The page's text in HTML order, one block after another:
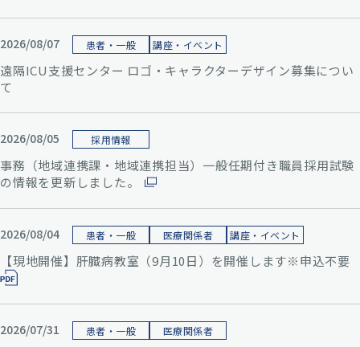
2026/08/07 患者・一般 講座・イベント
遠隔ICU支援センター ロゴ・キャラクターデザイン募集につい
て
2026/08/05 採用情報
事務（地域連携課・地域連携担当）一般任期付き職員採用試験
の情報を更新しました。
2026/08/04 患者・一般 医療関係者 講座・イベント
【現地開催】肝臓病教室（9月10日）を開催します※申込不要
2026/07/31 患者・一般 医療関係者